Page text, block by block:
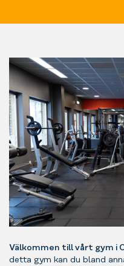
Välkommen till vårt gym i
detta gym kan du bland